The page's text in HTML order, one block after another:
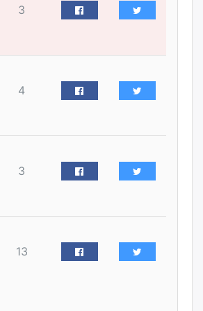
наймдугаар сарын 14-нөөс
ажиллуулж эхэлнэ
авто зам, тохижилт
үйлчилгээний ажилтнуудын
ХАРИЛЦАА хандлагатай
Бариста хийх нь залуусын
Өмгөөлөгч Б.Оюунбилэг:
"Урьхан" Б.Чинбат гэж хүн
3
4
3
13